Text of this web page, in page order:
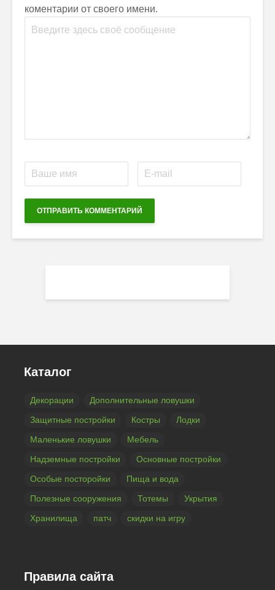
коментарии от своего имени.
Каталог
Декорации
Дополнительные ловушки
Защитные постройки
Костры
Лодки
Маленькие ловушки
Мебель
Надземные постройки
Основные постройки
Особые посторойки
Пища и вода
Полезные сооружения
Тотемы
Укрытия
Хранилища
патч скидки на игру
Правила сайта